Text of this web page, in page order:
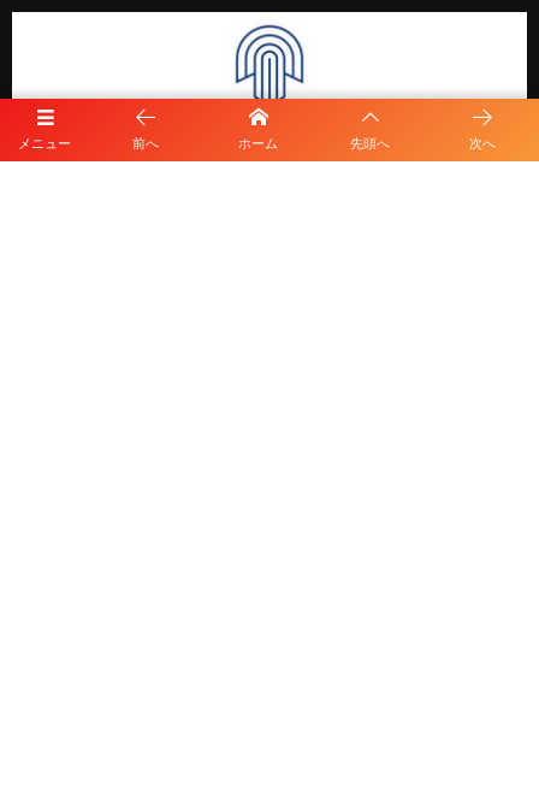
メニュー 前へ ホーム 先頭へ 次へ